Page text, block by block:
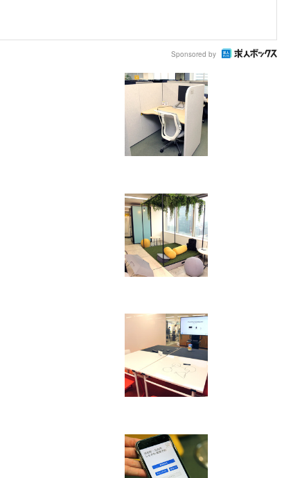
Sponsored by